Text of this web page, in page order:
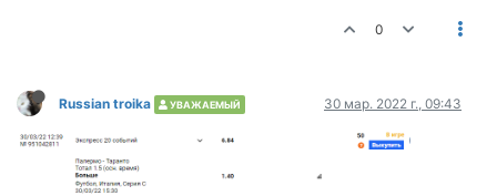
0
Russian troika УВАЖАЕМЫЙ 30 мар. 2022 г., 09:43